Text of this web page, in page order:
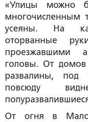
«Улицы можно
многочисленным
усеяны. На
оторванные
проезжавшими
головы. От домов
развалины, под
повсюду
От огня в